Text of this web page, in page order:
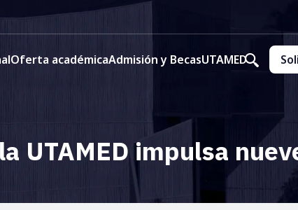
Oferta académicaAdmisión y BecasUTAMED
UTAMED impulsa